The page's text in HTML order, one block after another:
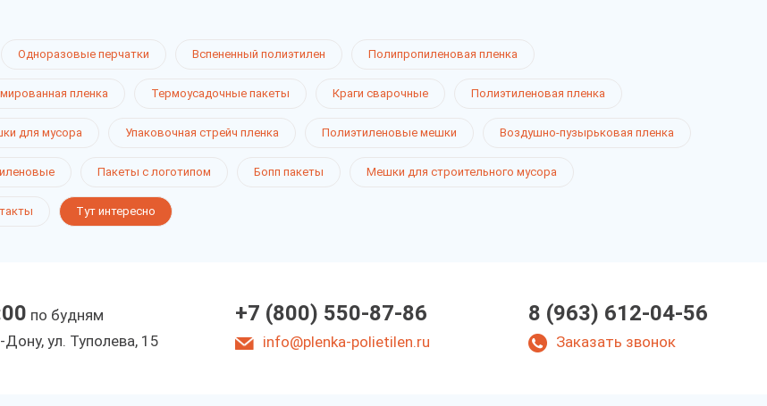
Одноразовые перчатки Вспененный полиэтилен Полипропиленовая пленка
пленка Термоусадочные пакеты Краги сварочные Полиэтиленовая пленка
для мусора Упаковочная стрейч пленка Полиэтиленовые мешки Воздушно-пузырьковая пленка
Пакеты с логотипом Бопп пакеты Мешки для строительного мусора
Тут интересно
по будням
ул. Туполева, 15
+7 (800) 550-87-86
info@plenka-polietilen.ru
8 (963) 612-04-56
Заказать звонок